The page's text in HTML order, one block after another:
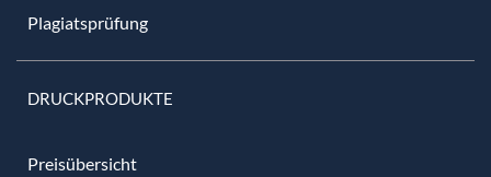
Plagiatsprüfung
DRUCKPRODUKTE
Preisübersicht